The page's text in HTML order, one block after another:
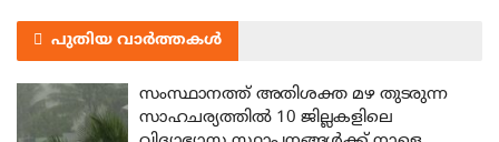
പുതിയ വാർത്തകൾ
സംസ്ഥാനത്ത് അതിശക്ത മഴ തുടരുന്ന
സാഹചര്യത്തിൽ 10 ജില്ലകളിലെ